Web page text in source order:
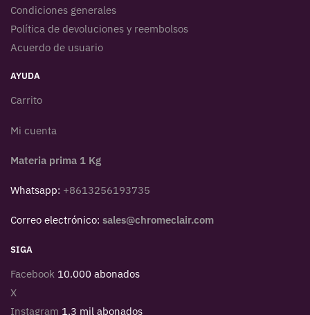
Condiciones generales
Política de devoluciones y reembolsos
Acuerdo de usuario
AYUDA
Carrito
Mi cuenta
Materia prima 1 Kg
Whatsapp: +8613256193735
Correo electrónico: sales@chromeclair.com
SIGA
Facebook 10.000 abonados
X
Instagram 1,3 mil abonados